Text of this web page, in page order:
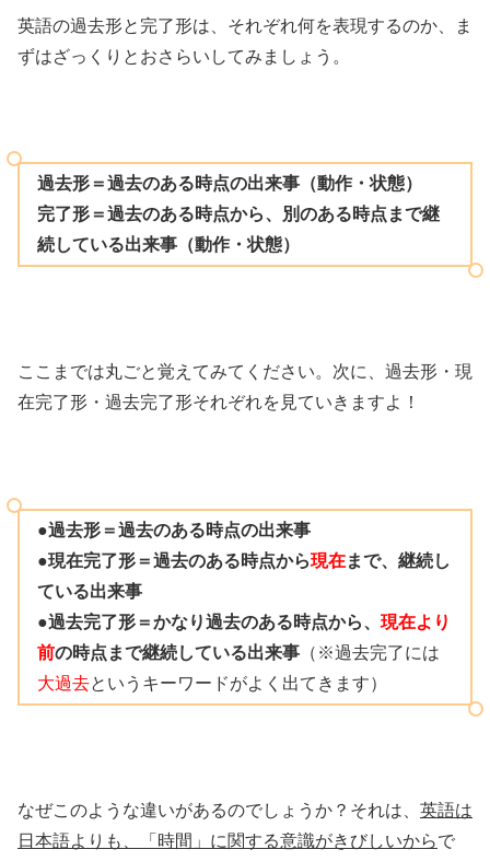
英語の過去形と完了形は、それぞれ何を表現するのか、ま
ずはざっくりとおさらいしてみましょう。
過去形＝過去のある時点の出来事（動作・状態）
完了形＝過去のある時点から、別のある時点まで継
続している出来事（動作・状態）
ここまでは丸ごと覚えてみてください。次に、過去形・現
在完了形・過去完了形それぞれを見ていきますよ！
●過去形＝過去のある時点の出来事
●現在完了形＝過去のある時点から現在まで、継続し
ている出来事
●過去完了形＝かなり過去のある時点から、 現在より
前の時点まで継続している出来事 （※過去完了には
大過去というキーワードがよく出てきます）
なぜこのような違いがあるのでしょうか？それは、 英語は
日本語よりも、「時間」に関する意識がきびしいからで